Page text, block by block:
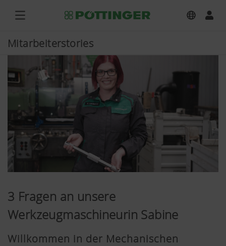
Mitarbeiterstories
3 Fragen an unsere
Werkzeugmaschineurin Sabine
Willkommen in der Mechanischen